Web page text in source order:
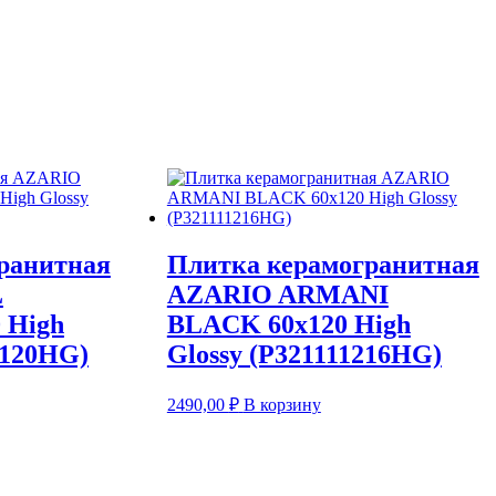
High
Плитка керамогранитная
AZARIO ARMANI
BLACK 60х120 High
Glossy (P321111216HG)
2490,00 ₽ В корзину